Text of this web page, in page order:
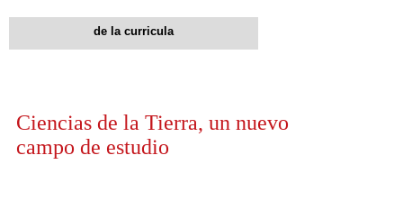
de la curricula
Ciencias de la Tierra, un nuevo
campo de estudio